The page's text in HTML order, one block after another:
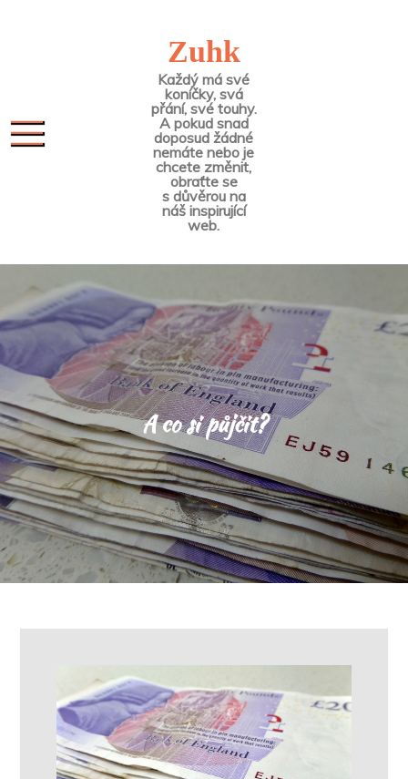
Zuhk
Každý má své
koníčky, svá
přání, své touhy.
A pokud snad
doposud žádné
nemáte nebo je
chcete změnit,
obraťte se
s důvěrou na
náš inspirující
web.
A co si půjčit?